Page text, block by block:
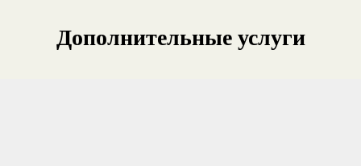
Дополнительные услуги